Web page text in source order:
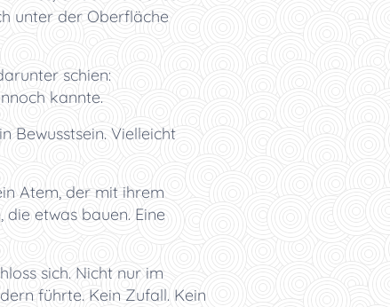
unter der Oberfläche
schien:
kannte.
Bewusstsein. Vielleicht
Atem, der mit ihrem
etwas bauen. Eine
sich. Nicht nur im
führte. Kein Zufall. Kein